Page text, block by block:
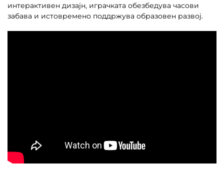
интерактивен дизајн, играчката обезбедува часови
забава и истовремено поддржува образовен развој.